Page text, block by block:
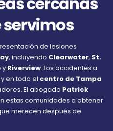
servimos
de lesiones
, incluyendo Clearwater, St.
y Riverview. Los accidentes a
y en todo el centro de Tampa
El abogado Patrick
estas comunidades a obtener
merecen después de